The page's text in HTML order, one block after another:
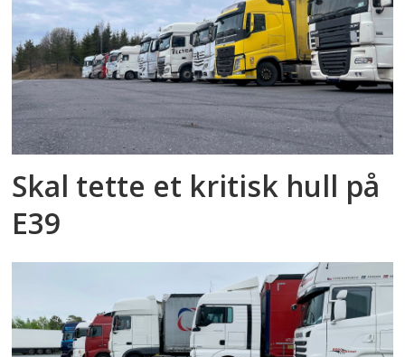
Skal tette et kritisk hull på
E39